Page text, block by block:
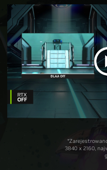
3840 x 2160,